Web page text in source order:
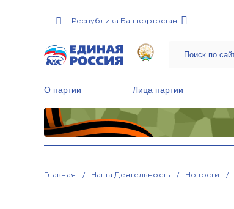
Республика Башкортостан
О партии Лица партии
Главная Наша Деятельность Новости